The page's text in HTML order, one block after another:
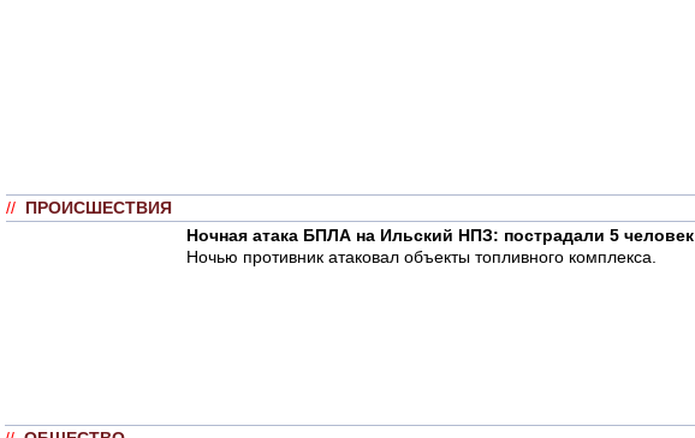
// ПРОИСШЕСТВИЯ
Ночная атака БПЛА на Ильский НПЗ: пострадали 5 человек
Ночью противник атаковал объекты топливного комплекса.